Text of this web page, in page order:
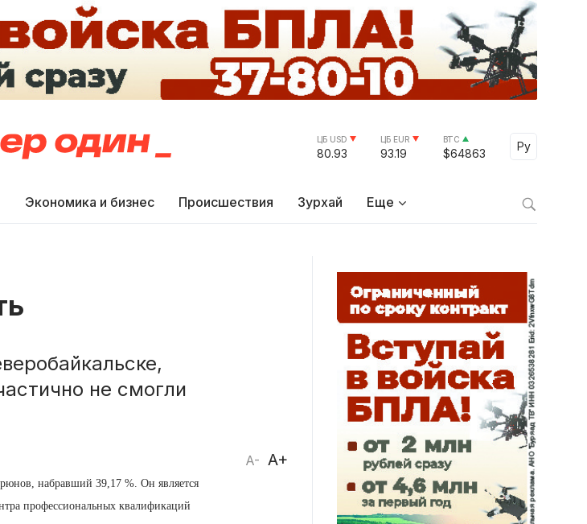
ЦБ USD
80.93
ЦБ EUR
93.19
BTC
$64863
Ру
Select
Экономика и бизнес Происшествия Зурхай Еще
не смогли
A- A+
набравший 39,17 %. Он является
профессиональных квалификаций